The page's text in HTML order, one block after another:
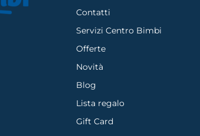
Contatti
Servizi Centro Bimbi
Offerte
Novità
Blog
Lista regalo
Gift Card